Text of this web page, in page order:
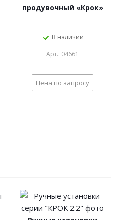
продувочный «Крок»
В наличии
Арт.: 04661
Цена по запросу